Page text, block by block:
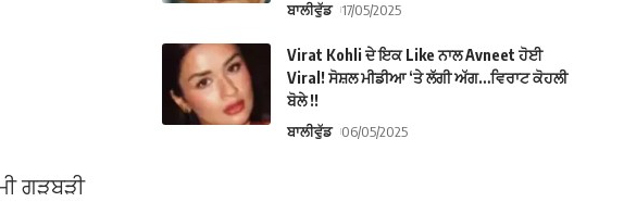
ਗੜਬੜੀ
ਬਾਲੀਵੁੱਡ 17/05/2025
Virat Kohli ਦੇ ਇਕ Like ਨਾਲ Avneet ਹੋਈ
Viral! ਸੋਸ਼ਲ ਮੀਡੀਆ ‘ਤੇ ਲੱਗੀ ਅੱਗ…ਵਿਰਾਟ ਕੋਹਲੀ
ਬੋਲੇ !!
ਬਾਲੀਵੁੱਡ 06/05/2025